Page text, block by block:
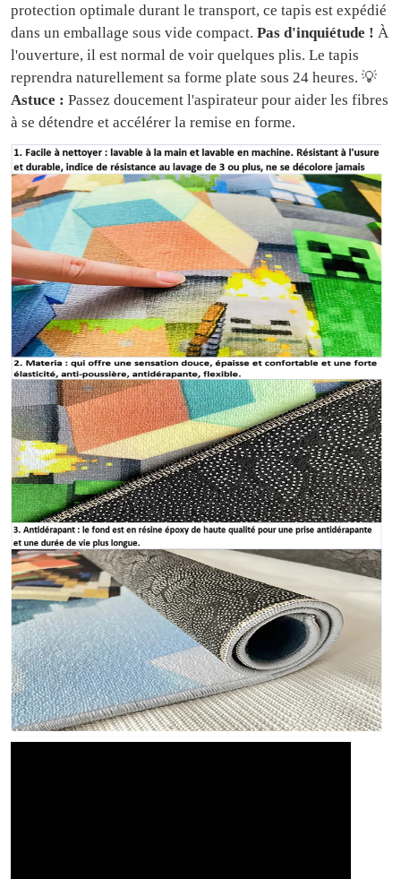
protection optimale durant le transport, ce tapis est expédié
dans un emballage sous vide compact. Pas d'inquiétude ! À
l'ouverture, il est normal de voir quelques plis. Le tapis
reprendra naturellement sa forme plate sous 24 heures. 💡
Astuce : Passez doucement l'aspirateur pour aider les fibres
à se détendre et accélérer la remise en forme.